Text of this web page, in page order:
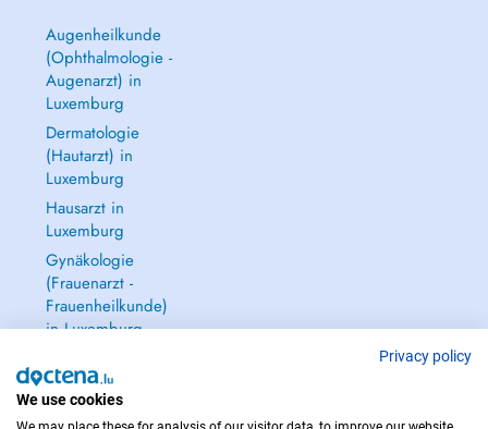
Augenheilkunde
(Ophthalmologie -
Augenarzt) in
Luxemburg
Dermatologie
(Hautarzt) in
Luxemburg
Hausarzt in
Luxemburg
Gynäkologie
(Frauenarzt -
Frauenheilkunde)
in Luxemburg
Privacy policy
We use cookies